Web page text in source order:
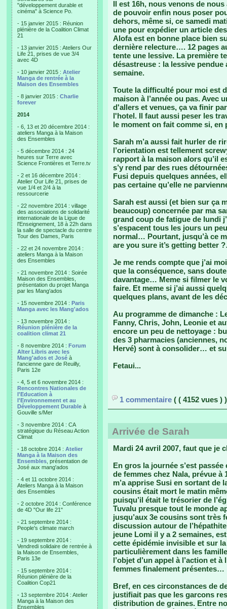
"développement durable et
cinéma" à Science Po.
- 15 janvier 2015 : Réunion
plénière de la Coalition Climat
21
- 13 janvier 2015 : Ateliers Our
Life 21, prises de vue 3/4
avec 4D
- 10 janvier 2015 : Atelier
Manga de rentrée à la
Maison des Ensembles
- 8 janvier 2015 : Charlie
forever
2014
- 6, 13 et 20 décembre 2014 :
ateliers Manga à la Maison
des Ensembles
- 5 décembre 2014 : 24
heures sur Terre avec
Science Frontières et Terre.tv
- 2 et 16 décembre 2014 :
Atelier Our Life 21, prises de
vue 1/4 et 2/4 à la
ressourcerie
- 22 novembre 2014 : village
des associations de solidarité
internationale de la Ligue de
l'Enseignement, 18 à 22h dans
la salle de spectacle du centre
Tour des Dames, Paris
- 22 et 24 novembre 2014 :
ateliers Manga à la Maison
des Ensembles
- 21 novembre 2014 : Soirée
Maison des Ensembles,
présentation du projet Manga
par les Mang'ados
- 15 novembre 2014 : Paris
Manga avec les Mang'ados
- 13 novembre 2014 :
Réunion plénière de la
coalition climat 21
- 8 novembre 2014 : Forum
Alter Libris avec les
Mang'ados et José à
l'ancienne gare de Reuilly,
Paris 12e
- 4, 5 et 6 novembre 2014 :
Rencontres Nationales de
l'Education à
l'Environnement et au
Développement Durable à
Gouville s/Mer
- 3 novembre 2014 : CA
stratégique du Réseau Action
Climat
- 18 octobre 2014 : Atelier
Manga à la Maison des
Ensembles , présentation de
José aux mang'ados
- 4 et 11 octobre 2014 :
Ateliers Manga à la Maison
des Ensembles
- 2 octobre 2014 : Conférence
de 4D "Our life 21"
- 21 septembre 2014 :
People's climate march
- 19 septembre 2014 :
Vendredi solidaire de rentrée à
la Maison de Ensembles,
Paris 13e
- 15 septembre 2014 :
Réunion plénière de la
Coalition Cop21
- 13 septembre 2014 : Atelier
Manga à la Maison des
Ensembles
Il est 16h, nous venons de
de pouvoir enfin nous poser
dehors, même si, ce samedi
une pour expédier un article
Alofa est en bonne place bien
dernière relecture…. 12 pages
tente une lessive. La première
désastreuse : la lessive
semaine.
Toute la difficulté pour moi est
maison à l’année ou pas. Avec
d'allers et venues, ça va finir
l'hotel. Il faut aussi peser les
le moment on fait comme si,
Sarah m’a aussi fait hurler de
l’orientation est tellement
rapport à la maison alors qu’il
s’y rend par des rues
Fusi depuis quelques années,
pas certaine qu’elle ne
Sarah est aussi (et bien sur ça
beaucoup) concernée par ma
grand coup de fatigue de lundi
s’espacent tous les jours un
normal… Pourtant, jusqu’à ce
are you sure it’s getting better
Je me rends compte que j’ai
que la conséquence, sans
davantage… Meme si filmer le
faire. Et meme si j’ai aussi
quelques plans, avant de les
Au programme de dimanche :
Fanny, Chris, John, Leonie et
encore un peu de nettoyage :
des 3 pharmacies (anciennes,
Hervé) sont à consolider… et
Fetaui...
1 commentaire ( ( 4152 vues ) )
Arrivée de Sarah
Mardi 24 avril 2007, faut que je
En gros la journée s’est
de femmes chez Nala, prévue à
m’a apprise Susi en sortant de
cousins était mort le matin
puisqu’il était le trésorier de
Tuvalu presque tout le monde
jusqu’aux 3e cousins sont
discussion autour de
jeune Lomi il y a 2 semaines,
cette épidémie invisible et sur
particulièrement dans les
l’objet d’un appel à l’action et
femmes finalement présentes…
Bref, en ces circonstances de
justifiait pas que les garcons
distribution de graines. Entre